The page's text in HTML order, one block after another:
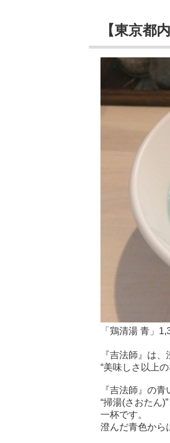
【東京都
「鶏清湯 青」
『吉法師』は
“美味しさ以上
『吉法師』の
“掃湯(さおたん
一杯です。
澄んだ青色から